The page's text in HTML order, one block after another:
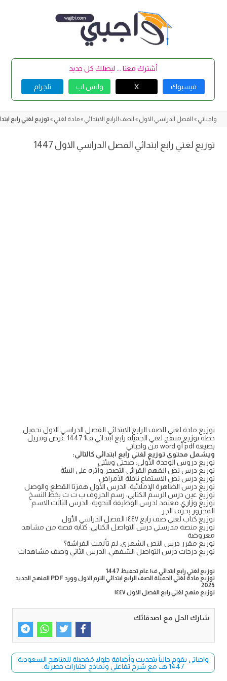
أشترك معنا ... ليصلك كل جديد
فيسبوك X واتس اب تلجرام
واجباتي » الفصل الدراسي الاول » الصف الرابع الابتدائي »مادة لغتي » توزيع لغتي رابع
توزيع لغتي رابع ابتدائي الفصل الدراسي الاول 1447
توزيع مادة لغتي للصف الرابع الابتدائي الفصل الدراسي الاول تحميل
خطة توزيع منهج لغتي الجميلة رابع ابتدائي ف1 1447 عرض وتنزيل
بصيغة pdf أو word من واجباتي
ويشمل محتوى توزيع لغتي رابع ابتدائي كالتالي:
توزيع دروس الوحدة الأولى: صحتي وبيئتي
توزيع درس نص الفهم القرائي التصحر وأثره على البيئة
توزيع درس نص الاستماع ناقلة الأمراض
توزيع درس الظاهرة الإملائية: الدرس الأول همزتا القطع والوصل
توزيع عين درس الرسم الكتابي: رسم الحروف ب ت ث بخط النسخ
توزيع وزاري معتمد لدرس الوظيفة النحوية: الدرس الثالث الاسم
المجرور بحرف الجر
توزيع كتاب لغتي صف رابع ١٤٤٧ الفصل الدراسي الأول
توزيع منصة مدرستي درس التواصل الكتابي: كتابة قصة من مشاهد
معروضة
توزيع مقرر درس النص الشعري: لم تألمت الفراشة؟
توزيع درجات درس التواصل الشفهي: الدرس الثاني وصف مشاهدات
توزيع لغتي رابع ابتدائي ف١ عام تحفيظ 1447
توزيع مادة لغتي الجميلة الصف الرابع ابتدائي الترم الاول وورد PDF المنهج الجديد
2025
توزيع منهج لغتي رابع الفصل الاول ١٤٤٧
شارك الحل مع اصدقائك
واجباتي يقوم حالياً بتحديث وأضافة حلولا مُفصلة للمناهج السعودية
1447 هـ، مع شرح تفاعلي ونماذج اختبارات حصرية.